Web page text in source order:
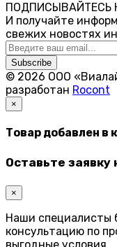
ПОДПИСЫВАЙТЕСЬ
И получайте
свежих новостях
Subscribe
© 2026 ООО
разработан Rocont
×
Товар добавлен в
Оставьте
×
Наши специалисты
консультацию по
выгодные условия